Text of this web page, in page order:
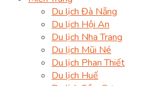
Du lịch Đà Nẵng
Du lịch Hội An
Du lịch Nha Trang
Du lịch Mũi Né
Du lịch Phan Thiết
Du lịch Huế